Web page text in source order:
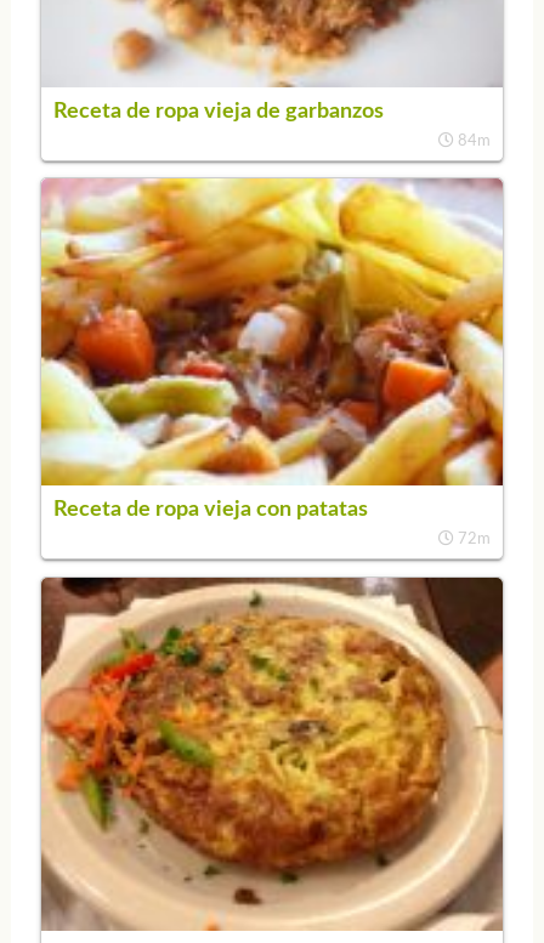
Receta de ropa vieja de garbanzos
84m
Receta de ropa vieja con patatas
72m